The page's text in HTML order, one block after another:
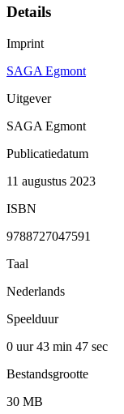
Details
Imprint
SAGA Egmont
Uitgever
SAGA Egmont
Publicatiedatum
11 augustus 2023
ISBN
9788727047591
Taal
Nederlands
Speelduur
0 uur 43 min 47 sec
Bestandsgrootte
30 MB